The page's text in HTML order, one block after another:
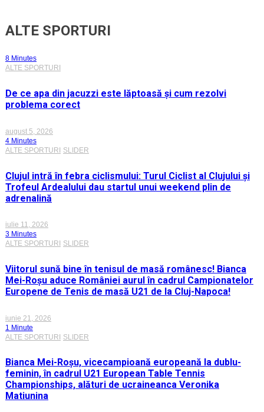
ALTE SPORTURI
8 Minutes
ALTE SPORTURI
De ce apa din jacuzzi este lăptoasă și cum rezolvi
problema corect
august 5, 2026
4 Minutes
ALTE SPORTURI SLIDER
Clujul intră în febra ciclismului: Turul Ciclist al Clujului și
Trofeul Ardealului dau startul unui weekend plin de
adrenalină
iulie 11, 2026
3 Minutes
ALTE SPORTURI
SLIDER
Viitorul sună bine în tenisul de masă românesc! Bianca
Mei-Roșu aduce României aurul în cadrul Campionatelor
Europene de Tenis de masă U21 de la Cluj-Napoca!
iunie 21, 2026
1 Minute
ALTE SPORTURI SLIDER
Bianca Mei-Roșu, vicecampioană europeană la dublu-
feminin, în cadrul U21 European Table Tennis
Championships, alături de ucraineanca Veronika
Matiunina